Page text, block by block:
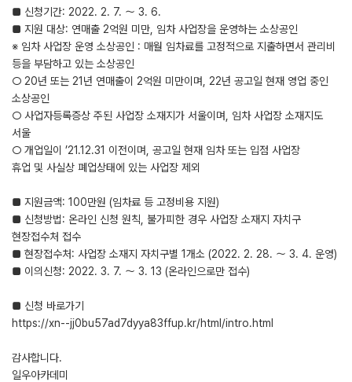
■ 신청기간: 2022. 2. 7. ～ 3. 6.
■ 지원 대상: 연매출 2억원 미만, 임차 사업장을 운영하는 소상공인
※ 임차 사업장 운영 소상공인 : 매월 임차료를 고정적으로 지출하면서 관리비
등을 부담하고 있는 소상공인
○ 20년 또는 21년 연매출이 2억원 미만이며, 22년 공고일 현재 영업 중인
소상공인
○ 사업자등록증상 주된 사업장 소재지가 서울이며, 임차 사업장 소재지도
서울
○ 개업일이 ’21.12.31 이전이며, 공고일 현재 임차 또는 입점 사업장
휴업 및 사실상 폐업상태에 있는 사업장 제외
■ 지원금액: 100만원 (임차료 등 고정비용 지원)
■ 신청방법: 온라인 신청 원칙, 불가피한 경우 사업장 소재지 자치구
현장접수처 접수
■ 현장접수처: 사업장 소재지 자치구별 1개소 (2022. 2. 28. ～ 3. 4. 운영)
■ 이의신청: 2022. 3. 7. ～ 3. 13 (온라인으로만 접수)
■ 신청 바로가기
https://xn--jj0bu57ad7dyya83ffup.kr/html/intro.html
감사합니다.
일우아카데미